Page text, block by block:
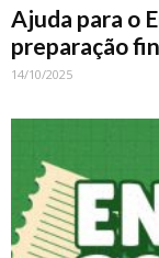
Ajuda para o
preparação
14/10/2025